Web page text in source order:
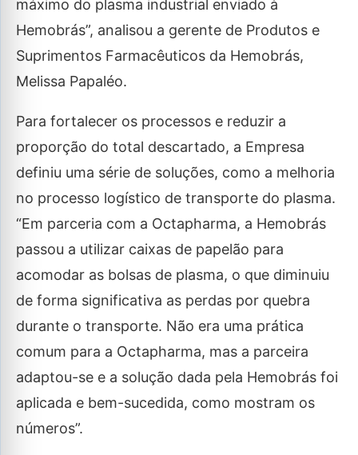
máximo do plasma industrial enviado à
Hemobrás”, analisou a gerente de Produtos e
Suprimentos Farmacêuticos da Hemobrás,
Melissa Papaléo.
Para fortalecer os processos e reduzir a
proporção do total descartado, a Empresa
definiu uma série de soluções, como a melhoria
no processo logístico de transporte do plasma.
“Em parceria com a Octapharma, a Hemobrás
passou a utilizar caixas de papelão para
acomodar as bolsas de plasma, o que diminuiu
de forma significativa as perdas por quebra
durante o transporte. Não era uma prática
comum para a Octapharma, mas a parceira
adaptou-se e a solução dada pela Hemobrás foi
aplicada e bem-sucedida, como mostram os
números”.